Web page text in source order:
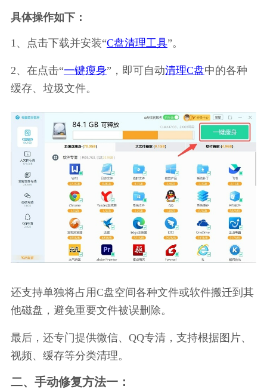
具体操作如下：
1、点击下载并安装“C盘清理工具”。
2、在点击“一键瘦身”，即可自动清理C盘中的各种
缓存、垃圾文件。
还支持单独将占用C盘空间各种文件或软件搬迁到其
他磁盘，避免重要文件被误删除。
最后，还专门提供微信、QQ专清，支持根据图片、
视频、缓存等分类清理。
二、手动修复方法一：